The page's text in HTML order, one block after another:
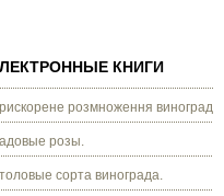
КНИГИ
розмноження винограду.
розы.
сорта винограда.